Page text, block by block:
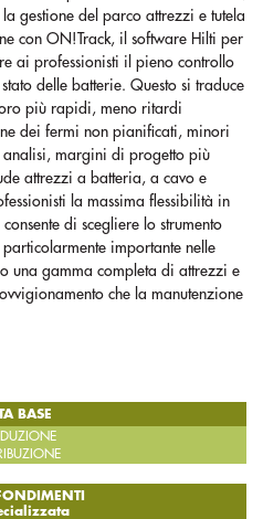
gestione del parco attrezzi e tutela
con ON!Track, il software Hilti per
ai professionisti il pieno controllo
delle batterie. Questo si traduce
più rapidi, meno ritardi
dei fermi non pianificati, minori
margini di progetto più
attrezzi a batteria, a cavo e
la massima flessibilità in
di scegliere lo strumento
importante nelle
una gamma completa di attrezzi e
che la manutenzione
BASE